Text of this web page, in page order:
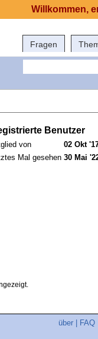
Fragen
Benutzer
von
02 Okt
Mal gesehen 30 Mai
über FAQ
Willkommen,